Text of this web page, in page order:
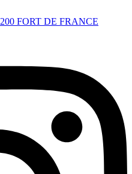
FORT DE FRANCE